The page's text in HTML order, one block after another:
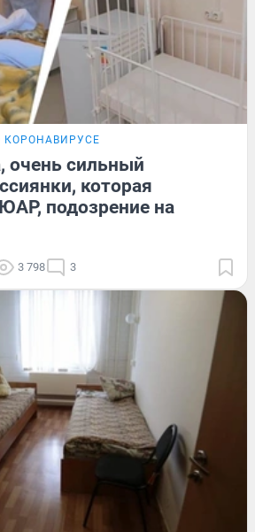
КОРОНАВИРУСЕ
очень сильный
которая
подозрение на
3 798 3